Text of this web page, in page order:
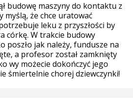
budowę maszyny do kontaktu z
myślą, że chce uratować
leku z przyszłości by
córkę. W trakcie budowy
poszło jak należy, fundusze na
a profesor został zamknięty
wy możecie dokończyć jego
śmiertelnie chorej dziewczynki!